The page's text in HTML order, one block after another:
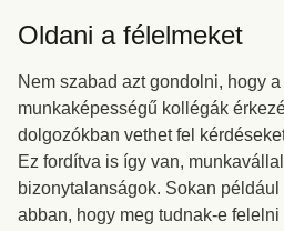
Oldani a félelmeket
Nem szabad azt gondolni, hogy
munkaképességű kollégák
dolgozókban vethet fel
Ez fordítva is így van,
bizonytalanságok. Sokan
abban, hogy meg tudnak-e felelni